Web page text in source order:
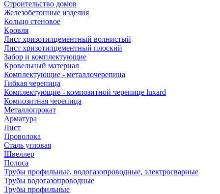
Строительство домов
Железобетонные изделия
Кольцо стеновое
Кровля
Лист хризотилцементный волнистый
Лист хризотилцементный плоский
Забор и комплектующие
Кровельный материал
Комплектующие - металлочерепица
Гибкая черепица
Комплектующие - композитной черепице luxard
Композитная черепица
Металлопрокат
Арматура
Лист
Проволока
Сталь угловая
Швеллер
Полоса
Трубы профильные, водогазопроводные, электросварные
Трубы водогазопроводные
Трубы профильные